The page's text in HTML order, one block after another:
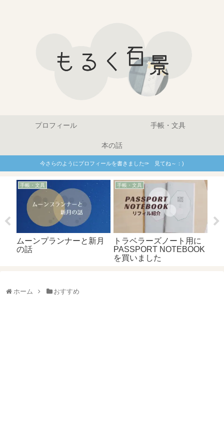
プロフィール 手帳・文具
本の話
今さらのようにプロフィールを書きました✑ 見てね～：)
手帳・文具
ムーンプランナーと新月
の話
手帳・文具
トラベラーズノート用に
PASSPORT NOTEBOOK
を買いました
ホーム おすすめ